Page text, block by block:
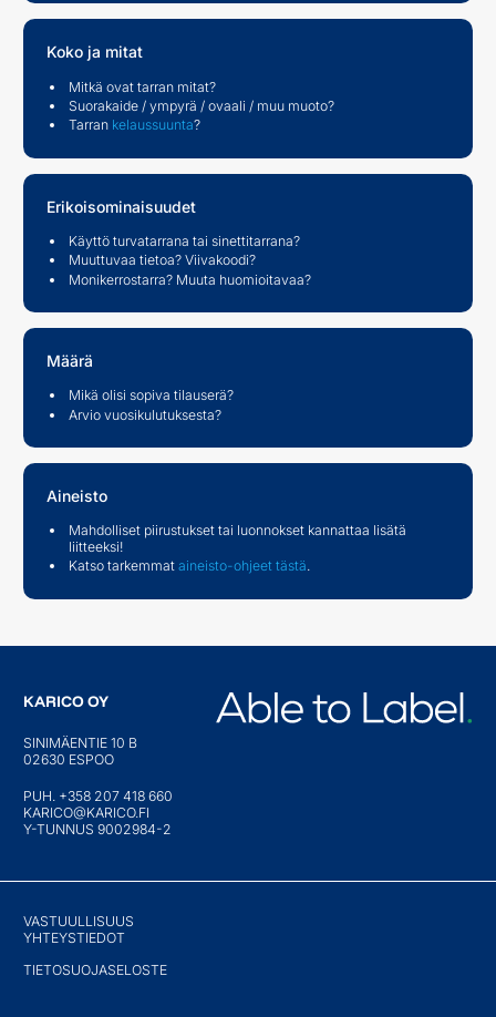
Koko ja mitat
Mitkä ovat tarran mitat?
Suorakaide / ympyrä / ovaali / muu muoto?
Tarran kelaussuunta?
Erikoisominaisuudet
Käyttö turvatarrana tai sinettitarrana?
Muuttuvaa tietoa? Viivakoodi?
Monikerrostarra? Muuta huomioitavaa?
Määrä
Mikä olisi sopiva tilauserä?
Arvio vuosikulutuksesta?
Aineisto
Mahdolliset piirustukset tai luonnokset kannattaa lisätä
liitteeksi!
Katso tarkemmat aineisto-ohjeet tästä.
KARICO OY
SINIMÄENTIE 10 B
02630 ESPOO
PUH. +358 207 418 660
KARICO@KARICO.FI
Y-TUNNUS 9002984-2
VASTUULLISUUS
YHTEYSTIEDOT
TIETOSUOJASELOSTE